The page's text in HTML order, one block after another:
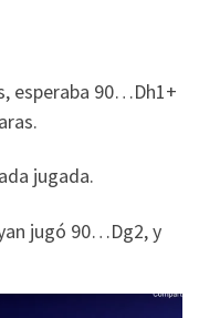
esperaba 90…Dh1+
jugada.
jugó 90…Dg2, y